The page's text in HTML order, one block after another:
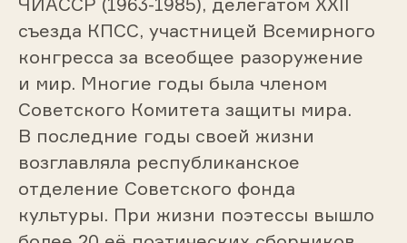
съезда КПСС, участницей Всемирного
конгресса за всеобщее разоружение
и мир. Многие годы была членом
Советского Комитета защиты мира.
В последние годы своей жизни
возглавляла республиканское
отделение Советского фонда
культуры. При жизни поэтессы вышло